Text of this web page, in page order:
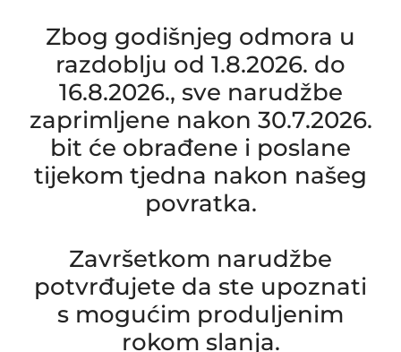
Zbog godišnjeg odmora u
razdoblju od 1.8.2026. do
16.8.2026., sve narudžbe
zaprimljene nakon 30.7.2026.
bit će obrađene i poslane
tijekom tjedna nakon našeg
povratka.
Završetkom narudžbe
potvrđujete da ste upoznati
s mogućim produljenim
rokom slanja.